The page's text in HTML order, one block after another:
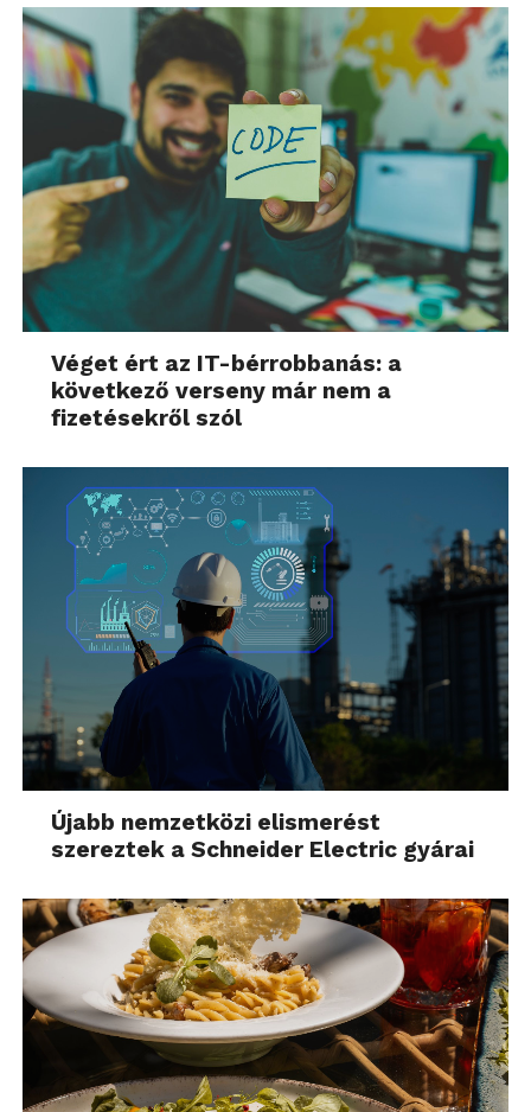
Véget ért az IT-bérrobbanás: a
következő verseny már nem a
fizetésekről szól
Újabb nemzetközi elismerést
szereztek a Schneider Electric gyárai